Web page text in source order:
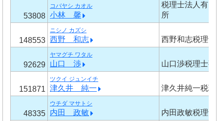
53808
コバヤシ カオル
小林 馨
税理士法人有
所
148553
ニシノ カズシ
西野 和志 西野和志税理士
92629
ヤマグチ ワタル
山口 渉 山口渉税理士事
151871
ツクイ ジュンイチ
津久井 純一 津久井純一税理
48335
ウチダ マサトシ
内田 政敏 内田政敏税理士